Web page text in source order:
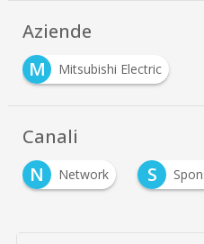
Aziende
M
Mitsubishi Electric
Canali
N
Network S